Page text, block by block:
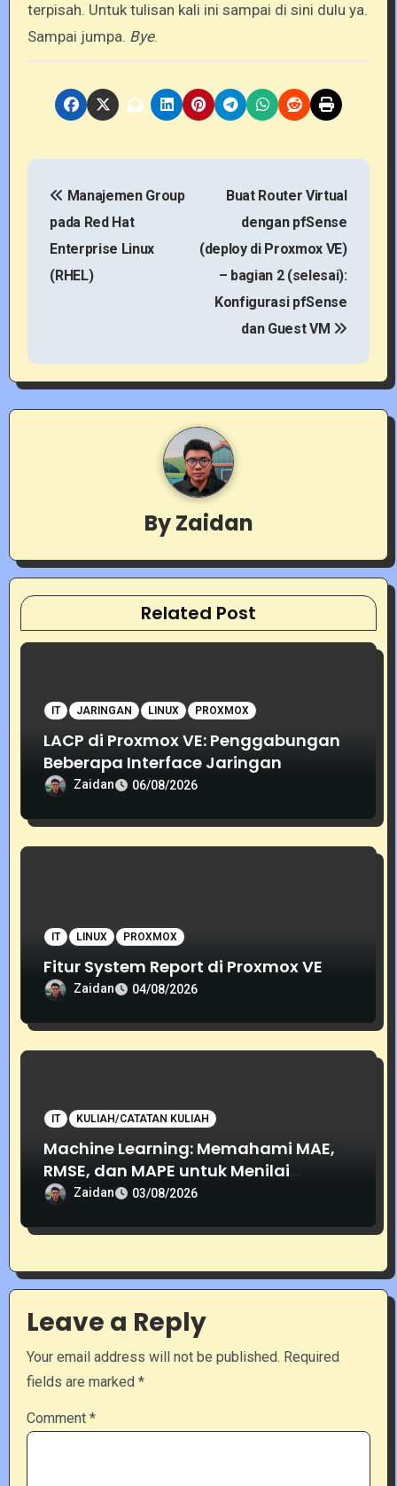
terpisah. Untuk tulisan kali ini sampai di sini dulu ya.
Sampai jumpa. Bye.
P
a
v
i
o
n
Manajemen Group
pada Red Hat
Enterprise Linux
(RHEL)
Buat Router Virtual
dengan pfSense
(deploy di Proxmox VE)
– bagian 2 (selesai):
Konfigurasi pfSense
dan Guest VM
ByZaidan
Related Post
IT JARINGAN LINUX PROXMOX
LACP di Proxmox VE: Penggabungan
Beberapa Interface Jaringan
Zaidan 06/08/2026
IT LINUX PROXMOX
Fitur System Report di Proxmox VE
Zaidan 04/08/2026
IT KULIAH/CATATAN KULIAH
Machine Learning: Memahami MAE,
RMSE, dan MAPE untuk Menilai
Akurasi Prediksi
Zaidan 03/08/2026
Leave a Reply
Your email address will not be published. Required
fields are marked *
Comment *